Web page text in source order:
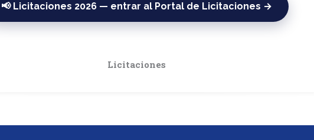
📢 Licitaciones 2026 — entrar al Portal de Licitaciones →
Licitaciones